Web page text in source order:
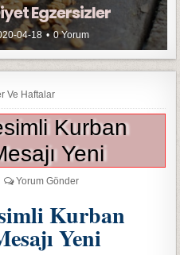
Egzersizler
04-18 0 Yorum
Ve Haftalar
Kurban
Yeni
Yorum Gönder
Kurban
Yeni